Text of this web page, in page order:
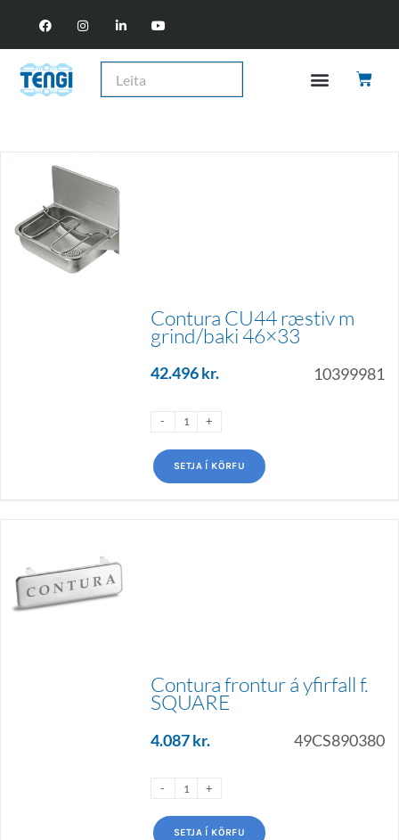
Contura CU44 ræstiv m
grind/baki 46×33
42.496kr. 10399981
SETJA Í KÖRFU
Contura frontur á yfirfall f.
SQUARE
4.087kr. 49CS890380
SETJA Í KÖRFU